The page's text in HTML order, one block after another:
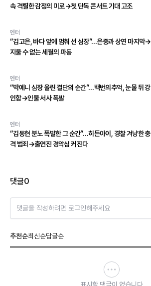
속 격렬한 감정의 미로→첫 단독 콘서트 기대 고조
엔터
“김고은, 바다 앞에 멈춰 선 심장”…은중과 상연 마지막→
지울 수 없는 세월의 파동
엔터
“박예니 심장 울린 결단의 순간”…백번의추억, 눈물 뒤 강
인함→인물 서사 폭발
엔터
“김동현 분노 폭발한 그 순간”…히든아이, 경찰 겨냥한 충
격 범죄→출연진 경악심 커진다
댓글0
댓글을 작성하려면 로그인해주세요
추천순최신순답글순